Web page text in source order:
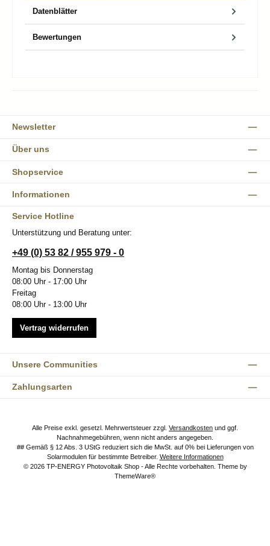
Datenblätter
Bewertungen
Newsletter
Über uns
Shopservice
Informationen
Service Hotline
Unterstützung und Beratung unter:
+49 (0) 53 82 / 955 979 - 0
Montag bis Donnerstag
08:00 Uhr - 17:00 Uhr
Freitag
08:00 Uhr - 13:00 Uhr
Vertrag widerrufen
Unsere Communities
Zahlungsarten
Alle Preise exkl. gesetzl. Mehrwertsteuer zzgl. Versandkosten und ggf.
Nachnahmegebühren, wenn nicht anders angegeben.
## Gemäß § 12 Abs. 3 UStG reduziert sich die MwSt. auf 0% bei Lieferungen von
Solarmodulen für bestimmte Betreiber. Weitere Informationen
© 2026 TP-ENERGY Photovoltaik Shop - Alle Rechte vorbehalten. Theme by
ThemeWare®